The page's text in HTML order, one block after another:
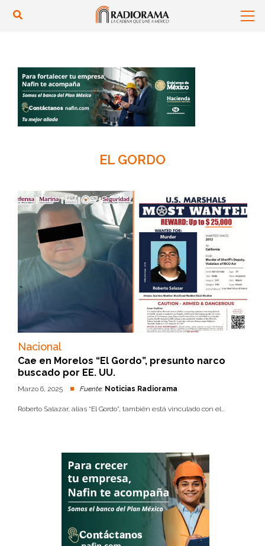
EL GORDO
Nacional
Cae en Morelos “El Gordo”, presunto narco
buscado por EE. UU.
Marzo 6, 2025 Fuente: Noticias Radiorama
Roberto Salazar, alias “El Gordo”, también está vinculado con el...